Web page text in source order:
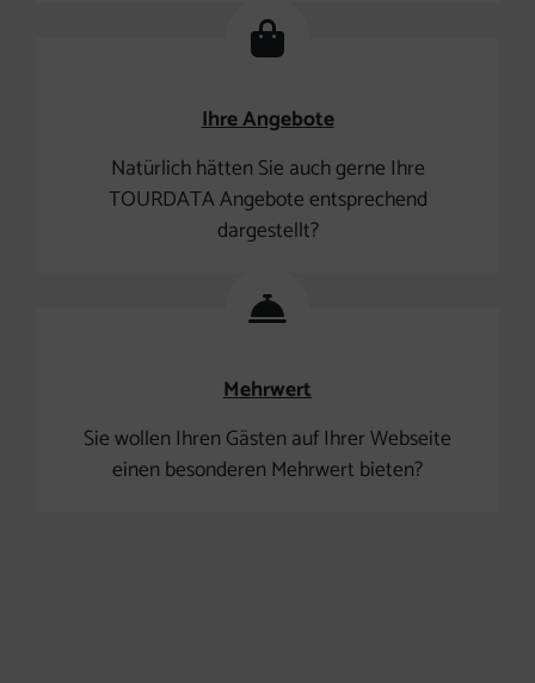
Ihre Angebote
Natürlich hätten Sie auch gerne Ihre
TOURDATA Angebote entsprechend
dargestellt?
Mehrwert
Sie wollen Ihren Gästen auf Ihrer Webseite
einen besonderen Mehrwert bieten?